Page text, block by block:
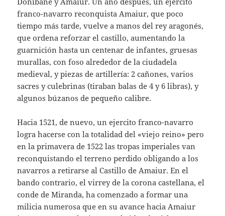
franco-navarro reconquista Amaiur, que poco
tiempo más tarde, vuelve a manos del rey aragonés,
que ordena reforzar el castillo, aumentando la
guarnición hasta un centenar de infantes, gruesas
murallas, con foso alrededor de la ciudadela
medieval, y piezas de artillería: 2 cañones, varios
sacres y culebrinas (tiraban balas de 4 y 6 libras), y
algunos búzanos de pequeño calibre.
Hacia 1521, de nuevo, un ejercito franco-navarro
logra hacerse con la totalidad del «viejo reino» pero
en la primavera de 1522 las tropas imperiales van
reconquistando el terreno perdido obligando a los
navarros a retirarse al Castillo de Amaiur. En el
bando contrario, el virrey de la corona castellana, el
conde de Miranda, ha comenzado a formar una
milicia numerosa que en su avance hacia Amaiur